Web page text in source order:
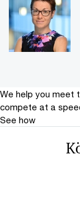
We help you meet
compete at a
See how